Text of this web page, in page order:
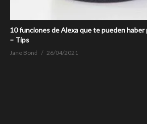
10 funciones de Alexa que te pueden haber
– Tips
Jane Bond 26/04/2021